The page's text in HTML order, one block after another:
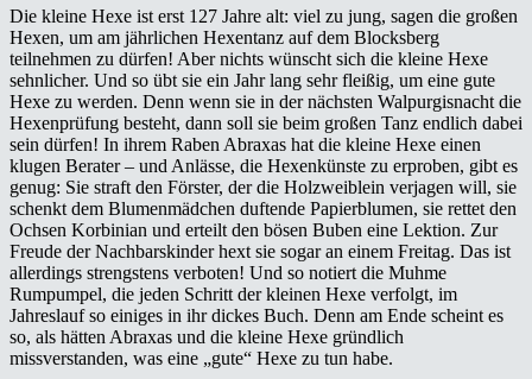
Die kleine Hexe ist erst 127 Jahre alt: viel zu jung, sagen die großen
Hexen, um am jährlichen Hexentanz auf dem Blocksberg
teilnehmen zu dürfen! Aber nichts wünscht sich die kleine Hexe
sehnlicher. Und so übt sie ein Jahr lang sehr fleißig, um eine gute
Hexe zu werden. Denn wenn sie in der nächsten Walpurgisnacht die
Hexenprüfung besteht, dann soll sie beim großen Tanz endlich dabei
sein dürfen! In ihrem Raben Abraxas hat die kleine Hexe einen
klugen Berater – und Anlässe, die Hexenkünste zu erproben, gibt es
genug: Sie straft den Förster, der die Holzweiblein verjagen will, sie
schenkt dem Blumenmädchen duftende Papierblumen, sie rettet den
Ochsen Korbinian und erteilt den bösen Buben eine Lektion. Zur
Freude der Nachbarskinder hext sie sogar an einem Freitag. Das ist
allerdings strengstens verboten! Und so notiert die Muhme
Rumpumpel, die jeden Schritt der kleinen Hexe verfolgt, im
Jahreslauf so einiges in ihr dickes Buch. Denn am Ende scheint es
so, als hätten Abraxas und die kleine Hexe gründlich
missverstanden, was eine „gute“ Hexe zu tun habe.